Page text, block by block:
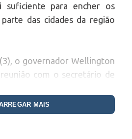
suficiente para encher os
das cidades da região
o governador Wellington
com o secretário de
da pasta, Rodrigo Martins,
de segurança hídrica
MAIS